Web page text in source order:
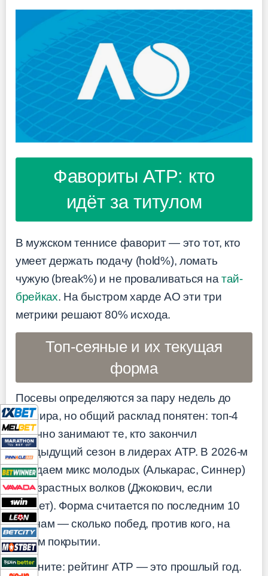
Фавориты ATP: кто
идёт за титулом
В мужском теннисе фаворит — это тот, кто
умеет держать подачу (hold%), ломать
чужую (break%) и не проваливаться натай-
брейках. На быстром харде AO эти три
метрики решают 80% исхода.
Топ-сеяные и их текущая
форма
Посевы определяются за пару недель до
турнира, но общий расклад понятен: топ-4
обычно занимают те, кто закончил
предыдущий сезон в лидерах ATP. В 2026-м
ожидаем микс молодых (Алькарас, Синнер)
и возрастных волков (Джокович, если
играет). Форма считается по последним 10
матчам — сколько побед, против кого, на
каком покрытии.
Помните: рейтинг ATP — это прошлый год.